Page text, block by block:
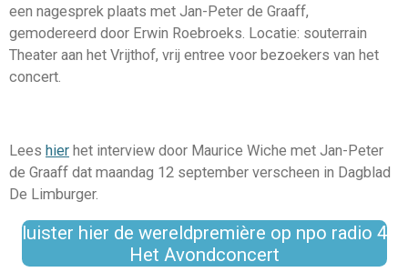
een nagesprek plaats met Jan-Peter de Graaff,
gemodereerd door Erwin Roebroeks. Locatie: souterrain
Theater aan het Vrijthof, vrij entree voor bezoekers van het
concert.
Lees hier het interview door Maurice Wiche met Jan-Peter
de Graaff dat maandag 12 september verscheen in Dagblad
De Limburger.
luister hier de wereldpremière op npo radio 4
Het Avondconcert